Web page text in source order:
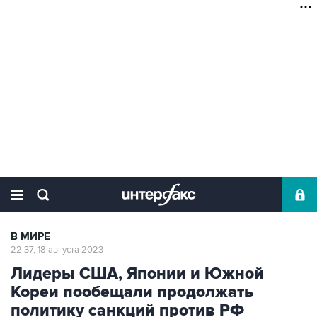
В МИРЕ
22:37, 18 августа 2023
Лидеры США, Японии и Южной
Кореи пообещали продолжать
политику санкций против РФ